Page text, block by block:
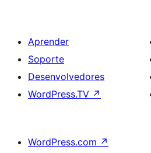
Aprender
Soporte
Desenvolvedores
WordPress.TV ↗
WordPress.com ↗